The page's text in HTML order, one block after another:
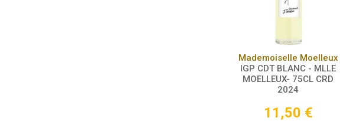
Panier
Mademoiselle Moelleux
IGP CDT BLANC - MLLE
MOELLEUX- 75CL CRD
2024
11,50 €